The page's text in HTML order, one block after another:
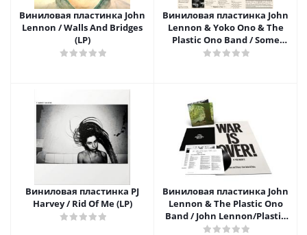
Виниловая пластинка John
Lennon / Walls And Bridges
(LP)
Виниловая пластинка John
Lennon & Yoko Ono & The
Plastic Ono Band / Some
Time In New York City (2LP)
Виниловая пластинка PJ
Harvey / Rid Of Me (LP)
Виниловая пластинка John
Lennon & The Plastic Ono
Band / John Lennon/Plastic
Ono Band: The Ultimate